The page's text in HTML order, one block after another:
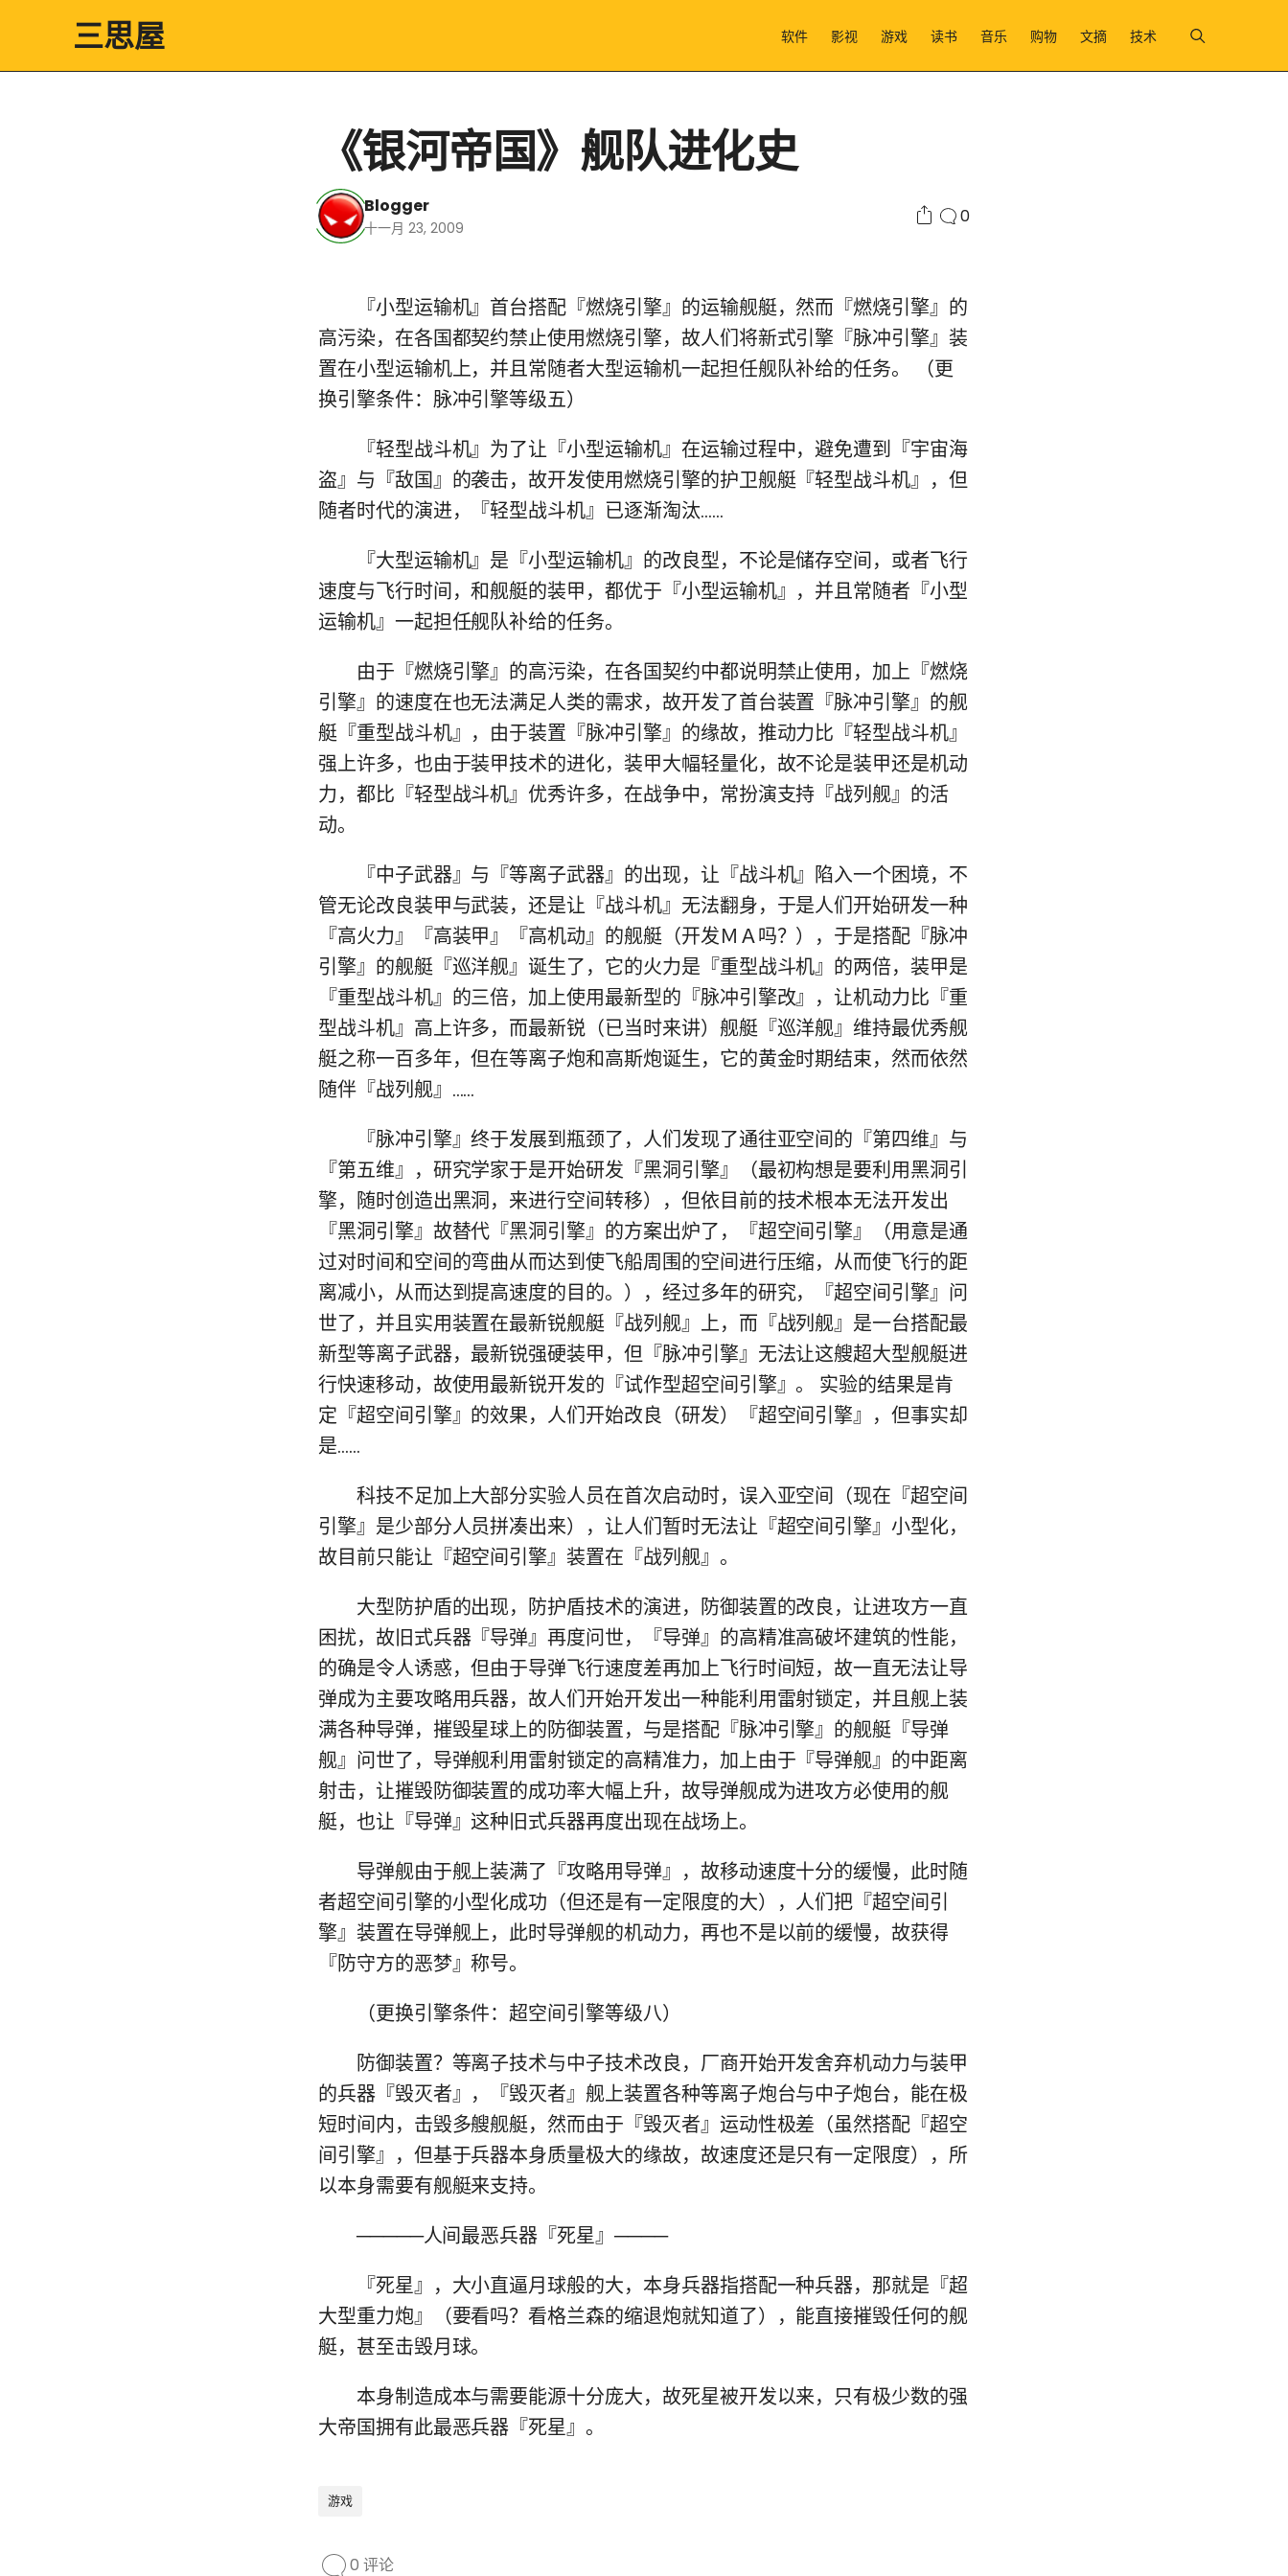
三思屋 软件 影视 游戏 读书 音乐 购物 文摘 技术
《银河帝国》舰队进化史
Blogger
十一月 23, 2009
0
『小型运输机』首台搭配『燃烧引擎』的运输舰艇，然而『燃烧引擎』的
高污染，在各国都契约禁止使用燃烧引擎，故人们将新式引擎『脉冲引擎』装
置在小型运输机上，并且常随者大型运输机一起担任舰队补给的任务。 （更
换引擎条件：脉冲引擎等级五）
『轻型战斗机』为了让『小型运输机』在运输过程中，避免遭到『宇宙海
盗』与『敌国』的袭击，故开发使用燃烧引擎的护卫舰艇『轻型战斗机』，但
随者时代的演进，『轻型战斗机』已逐渐淘汰……
『大型运输机』是『小型运输机』的改良型，不论是储存空间，或者飞行
速度与飞行时间，和舰艇的装甲，都优于『小型运输机』，并且常随者『小型
运输机』一起担任舰队补给的任务。
由于『燃烧引擎』的高污染，在各国契约中都说明禁止使用，加上『燃烧
引擎』的速度在也无法满足人类的需求，故开发了首台装置『脉冲引擎』的舰
艇『重型战斗机』，由于装置『脉冲引擎』的缘故，推动力比『轻型战斗机』
强上许多，也由于装甲技术的进化，装甲大幅轻量化，故不论是装甲还是机动
力，都比『轻型战斗机』优秀许多，在战争中，常扮演支持『战列舰』的活
动。
『中子武器』与『等离子武器』的出现，让『战斗机』陷入一个困境，不
管无论改良装甲与武装，还是让『战斗机』无法翻身，于是人们开始研发一种
『高火力』『高装甲』『高机动』的舰艇（开发ＭＡ吗？），于是搭配『脉冲
引擎』的舰艇『巡洋舰』诞生了，它的火力是『重型战斗机』的两倍，装甲是
『重型战斗机』的三倍，加上使用最新型的『脉冲引擎改』，让机动力比『重
型战斗机』高上许多，而最新锐（已当时来讲）舰艇『巡洋舰』维持最优秀舰
艇之称一百多年，但在等离子炮和高斯炮诞生，它的黄金时期结束，然而依然
随伴『战列舰』……
『脉冲引擎』终于发展到瓶颈了，人们发现了通往亚空间的『第四维』与
『第五维』，研究学家于是开始研发『黑洞引擎』（最初构想是要利用黑洞引
擎，随时创造出黑洞，来进行空间转移），但依目前的技术根本无法开发出
『黑洞引擎』故替代『黑洞引擎』的方案出炉了，『超空间引擎』（用意是通
过对时间和空间的弯曲从而达到使飞船周围的空间进行压缩，从而使飞行的距
离减小，从而达到提高速度的目的。），经过多年的研究，『超空间引擎』问
世了，并且实用装置在最新锐舰艇『战列舰』上，而『战列舰』是一台搭配最
新型等离子武器，最新锐强硬装甲，但『脉冲引擎』无法让这艘超大型舰艇进
行快速移动，故使用最新锐开发的『试作型超空间引擎』。 实验的结果是肯
定『超空间引擎』的效果，人们开始改良（研发）『超空间引擎』，但事实却
是……
科技不足加上大部分实验人员在首次启动时，误入亚空间（现在『超空间
引擎』是少部分人员拼凑出来），让人们暂时无法让『超空间引擎』小型化，
故目前只能让『超空间引擎』装置在『战列舰』。
大型防护盾的出现，防护盾技术的演进，防御装置的改良，让进攻方一直
困扰，故旧式兵器『导弹』再度问世，『导弹』的高精准高破坏建筑的性能，
的确是令人诱惑，但由于导弹飞行速度差再加上飞行时间短，故一直无法让导
弹成为主要攻略用兵器，故人们开始开发出一种能利用雷射锁定，并且舰上装
满各种导弹，摧毁星球上的防御装置，与是搭配『脉冲引擎』的舰艇『导弹
舰』问世了，导弹舰利用雷射锁定的高精准力，加上由于『导弹舰』的中距离
射击，让摧毁防御装置的成功率大幅上升，故导弹舰成为进攻方必使用的舰
艇，也让『导弹』这种旧式兵器再度出现在战场上。
导弹舰由于舰上装满了『攻略用导弹』，故移动速度十分的缓慢，此时随
者超空间引擎的小型化成功（但还是有一定限度的大），人们把『超空间引
擎』装置在导弹舰上，此时导弹舰的机动力，再也不是以前的缓慢，故获得
『防守方的恶梦』称号。
（更换引擎条件：超空间引擎等级八）
防御装置？等离子技术与中子技术改良，厂商开始开发舍弃机动力与装甲
的兵器『毁灭者』，『毁灭者』舰上装置各种等离子炮台与中子炮台，能在极
短时间内，击毁多艘舰艇，然而由于『毁灭者』运动性极差（虽然搭配『超空
间引擎』，但基于兵器本身质量极大的缘故，故速度还是只有一定限度），所
以本身需要有舰艇来支持。
─────人间最恶兵器『死星』────
『死星』，大小直逼月球般的大，本身兵器指搭配一种兵器，那就是『超
大型重力炮』（要看吗？看格兰森的缩退炮就知道了），能直接摧毁任何的舰
艇，甚至击毁月球。
本身制造成本与需要能源十分庞大，故死星被开发以来，只有极少数的强
大帝国拥有此最恶兵器『死星』。
游戏
0 评论